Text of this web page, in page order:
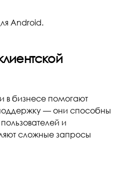
Android.
в бизнесе помогают
— они способны
и
сложные запросы